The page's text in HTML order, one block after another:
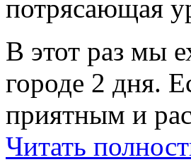
потрясающая
В этот раз мы
городе 2 дня.
приятным и
Читать